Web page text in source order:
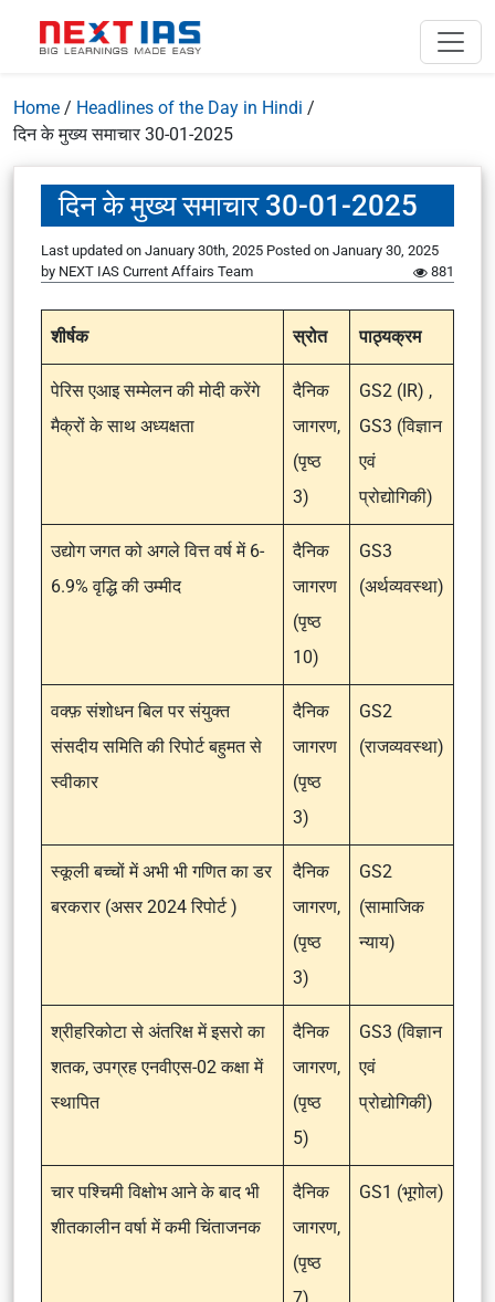
Home / Headlines of the Day in Hindi /
दिन के मुख्य समाचार 30-01-2025
दिन के मुख्य समाचार 30-01-2025
Last updated on January 30th, 2025 Posted on January 30, 2025
by NEXT IAS Current Affairs Team 881
शीर्षक स्रोत पाठ्यक्रम
पेरिस एआइ सम्मेलन की मोदी करेंगे
मैक्रों के साथ अध्यक्षता
दैनिक
जागरण,
(पृष्ठ
3)
GS2 (IR) ,
GS3 (विज्ञान
एवं
प्रोद्योगिकी)
उद्योग जगत को अगले वित्त वर्ष में 6-
6.9% वृद्धि की उम्मीद
दैनिक
जागरण
(पृष्ठ
10)
GS3
(अर्थव्यवस्था)
वक्फ़ संशोधन बिल पर संयुक्त
संसदीय समिति की रिपोर्ट बहुमत से
स्वीकार
दैनिक
जागरण
(पृष्ठ
3)
GS2
(राजव्यवस्था)
स्कूली बच्चों में अभी भी गणित का डर
बरकरार (असर 2024 रिपोर्ट )
दैनिक
जागरण,
(पृष्ठ
3)
GS2
(सामाजिक
न्याय)
श्रीहरिकोटा से अंतरिक्ष में इसरो का
शतक, उपग्रह एनवीएस-02 कक्षा में
स्थापित
दैनिक
जागरण,
(पृष्ठ
5)
GS3 (विज्ञान
एवं
प्रोद्योगिकी)
चार पश्चिमी विक्षोभ आने के बाद भी
शीतकालीन वर्षा में कमी चिंताजनक
दैनिक
जागरण,
(पृष्ठ
GS1 (भूगोल)